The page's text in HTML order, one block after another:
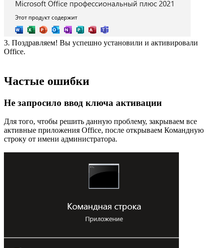
3. Поздравляем! Вы успешно установили и активировали
Office.
Частые ошибки
Не запросило ввод ключа активации
Для того, чтобы решить данную проблему, закрываем все
активные приложения Office, после открываем Командную
строку от имени администратора.